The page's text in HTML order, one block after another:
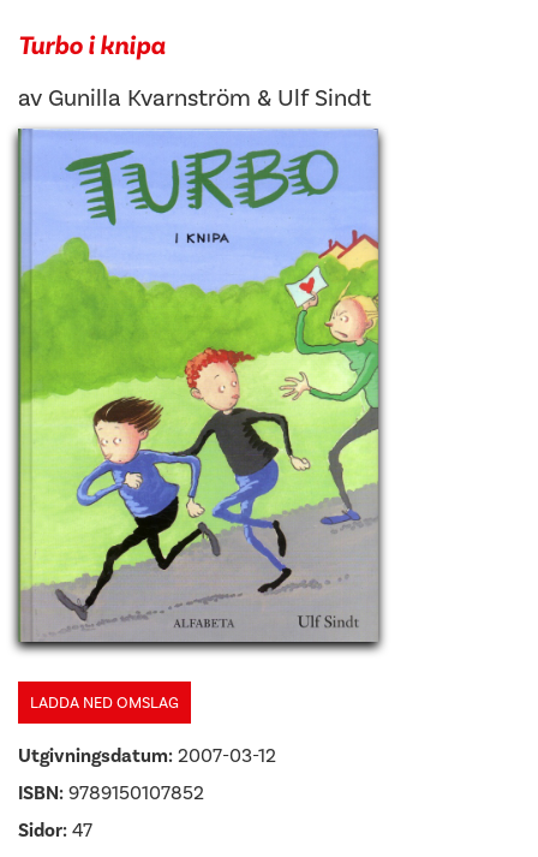
Turbo i knipa
av Gunilla Kvarnström & Ulf Sindt
LADDA NED OMSLAG
Utgivningsdatum: 2007-03-12
ISBN: 9789150107852
Sidor: 47